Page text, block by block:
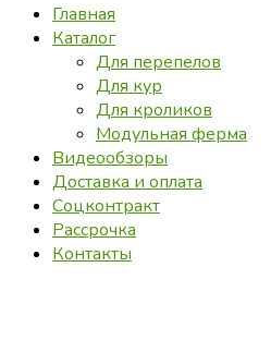
Главная
Каталог
Для перепелов
Для кур
Для кроликов
Модульная ферма
Видеообзоры
Доставка и оплата
Соцконтракт
Рассрочка
Контакты